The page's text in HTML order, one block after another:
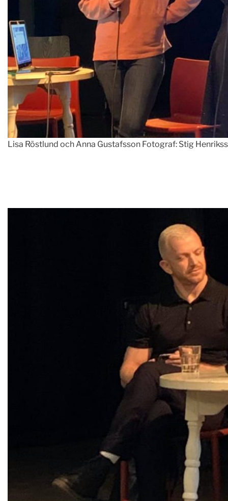
Lisa Röstlund och Anna Gustafsson Fotograf: Stig